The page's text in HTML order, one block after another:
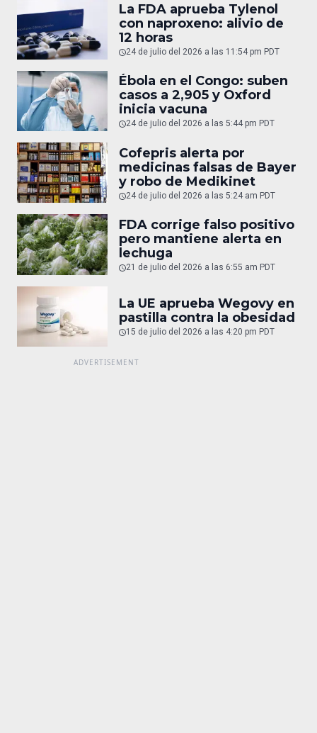
La FDA aprueba Tylenol
con naproxeno: alivio de
12 horas
24 de julio del 2026 a las 11:54 pm PDT
Ébola en el Congo: suben
casos a 2,905 y Oxford
inicia vacuna
24 de julio del 2026 a las 5:44 pm PDT
Cofepris alerta por
medicinas falsas de Bayer
y robo de Medikinet
24 de julio del 2026 a las 5:24 am PDT
FDA corrige falso positivo
pero mantiene alerta en
lechuga
21 de julio del 2026 a las 6:55 am PDT
La UE aprueba Wegovy en
pastilla contra la obesidad
15 de julio del 2026 a las 4:20 pm PDT